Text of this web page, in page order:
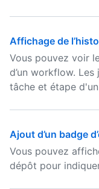
Affichage de
Vous pouvez voir
d’un workflow.
tâche et étape
Ajout d’un badge
Vous pouvez
dépôt pour